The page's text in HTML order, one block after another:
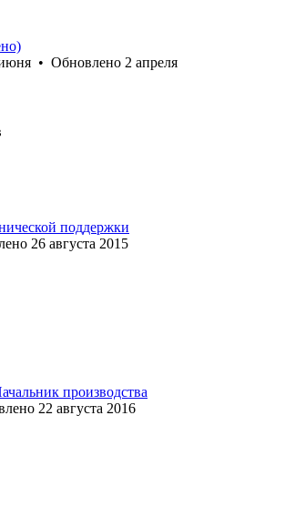
• Обновлено 2 апреля
поддержки
26 августа 2015
производства
22 августа 2016